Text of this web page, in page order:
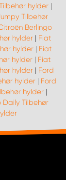
hylder |
Tilbehør
Berlingo
hylder| Fiat
hylder| Fiat
hylder | Fiat
hylder| Ford
hylder| Ford
hylder |
Daily Tilbehør